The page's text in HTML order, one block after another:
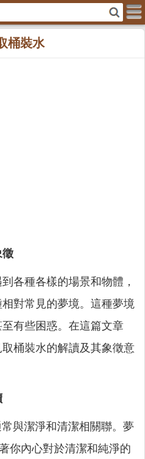
桶裝水
徵
各種各樣的場景和物體，
對常見的夢境。這種夢境
有些困惑。在這篇文章
桶裝水的解讀及其象徵意
與潔淨和清潔相關聯。夢
你內心對於清潔和純淨的